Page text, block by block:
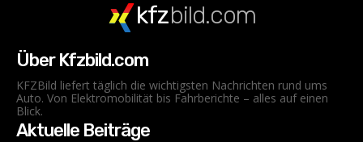
kfzbild.com
Über Kfzbild.com
KFZBild liefert täglich die wichtigsten Nachrichten rund ums
Auto. Von Elektromobilität bis Fahrberichte – alles auf einen
Blick.
Aktuelle Beiträge